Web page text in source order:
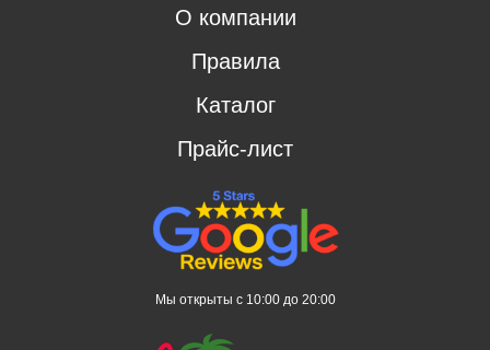
Мы открыты с 10:00 до 20:00
О компании
Правила
Каталог
Прайс-лист